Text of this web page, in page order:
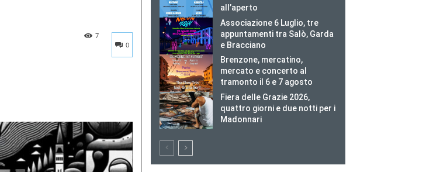
0
7
all’aperto
Associazione 6 Luglio, tre
appuntamenti tra Salò, Garda
e Bracciano
Brenzone, mercatino,
mercato e concerto al
tramonto il 6 e 7 agosto
Fiera delle Grazie 2026,
quattro giorni e due notti per i
Madonnari